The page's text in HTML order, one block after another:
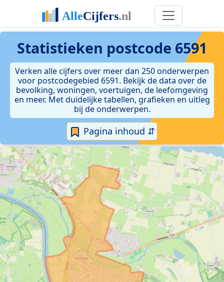
Statistieken postcode 6591
Verken alle cijfers over meer dan 250 onderwerpen
voor postcodegebied 6591. Bekijk de data over de
bevolking, woningen, voertuigen, de leefomgeving
en meer. Met duidelijke tabellen, grafieken en uitleg
bij de onderwerpen.
Pagina inhoud ⇵